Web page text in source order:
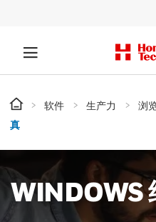
软件 生产力 浏
真
WINDOWS